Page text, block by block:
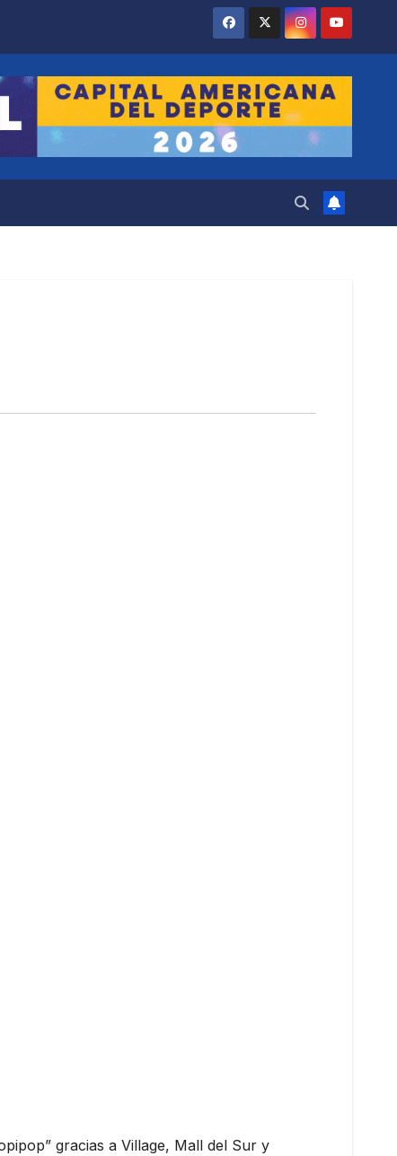
gracias a Village, Mall del Sur y